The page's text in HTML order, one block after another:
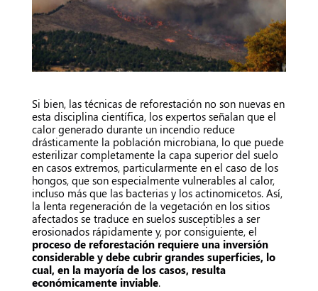
Si bien, las técnicas de reforestación no son nuevas en
esta disciplina científica, los expertos señalan que el
calor generado durante un incendio reduce
drásticamente la población microbiana, lo que puede
esterilizar completamente la capa superior del suelo
en casos extremos, particularmente en el caso de los
hongos, que son especialmente vulnerables al calor,
incluso más que las bacterias y los actinomicetos. Así,
la lenta regeneración de la vegetación en los sitios
afectados se traduce en suelos susceptibles a ser
erosionados rápidamente y, por consiguiente, el
proceso de reforestación requiere una inversión
considerable y debe cubrir grandes superficies, lo
cual, en la mayoría de los casos, resulta
económicamente inviable.